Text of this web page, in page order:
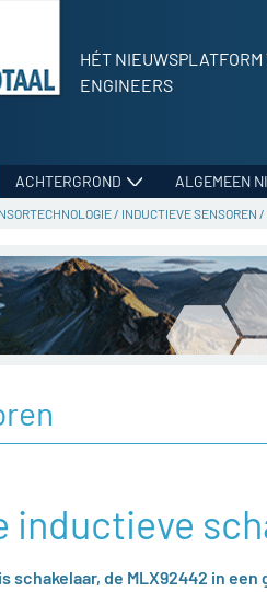
HÉT
ENGINEERS
ACHTERGROND ALGEMEEN
/ INDUCTIEVE SENSOREN /
inductieve
schakelaar, de MLX92442 in